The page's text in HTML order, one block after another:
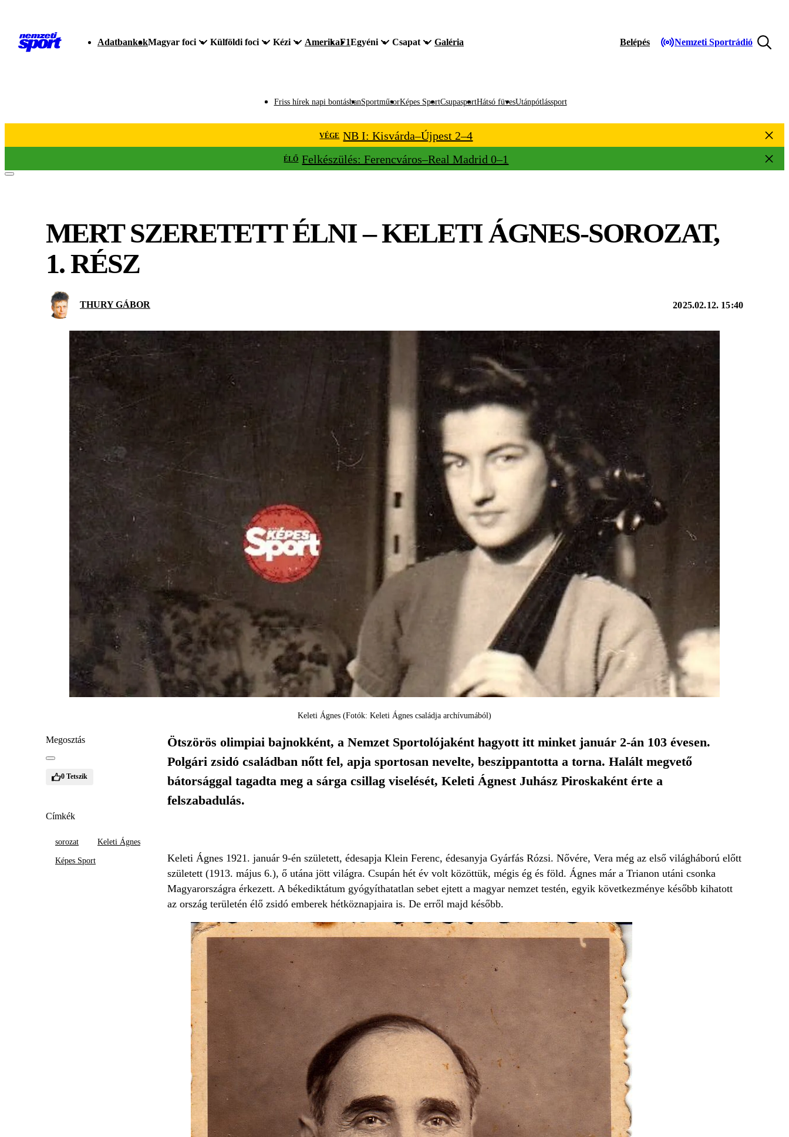
AdatbankokMagyar foci Külföldi foci Kézi AmerikaF1Egyéni Csapat Galéria Belépés Nemzeti Sportrádió
Friss hírek napi bontásbanSportműsorKépes SportCsupasportHátsó füvesUtánpótlássport
VÉGE NB I: Kisvárda–Újpest 2–4
ÉLŐ Felkészülés: Ferencváros–Real Madrid 0–1
MERT SZERETETT ÉLNI – KELETI ÁGNES-SOROZAT,
1. RÉSZ
THURY GÁBOR 2025.02.12. 15:40
Keleti Ágnes (Fotók: Keleti Ágnes családja archívumából)
Megosztás
0 Tetszik
Címkék
sorozat Keleti Ágnes
Képes Sport
Ötszörös olimpiai bajnokként, a Nemzet Sportolójaként hagyott itt minket január 2-án 103 évesen.
Polgári zsidó családban nőtt fel, apja sportosan nevelte, beszippantotta a torna. Halált megvető
bátorsággal tagadta meg a sárga csillag viselését, Keleti Ágnest Juhász Piroskaként érte a
felszabadulás.
Keleti Ágnes 1921. január 9-én született, édesapja Klein Ferenc, édesanyja Gyárfás Rózsi. Nővére, Vera még az első világháború előtt
született (1913. május 6.), ő utána jött világra. Csupán hét év volt közöttük, mégis ég és föld. Ágnes már a Trianon utáni csonka
Magyarországra érkezett. A békediktátum gyógyíthatatlan sebet ejtett a magyar nemzet testén, egyik következménye később kihatott
az ország területén élő zsidó emberek hétköznapjaira is. De erről majd később.